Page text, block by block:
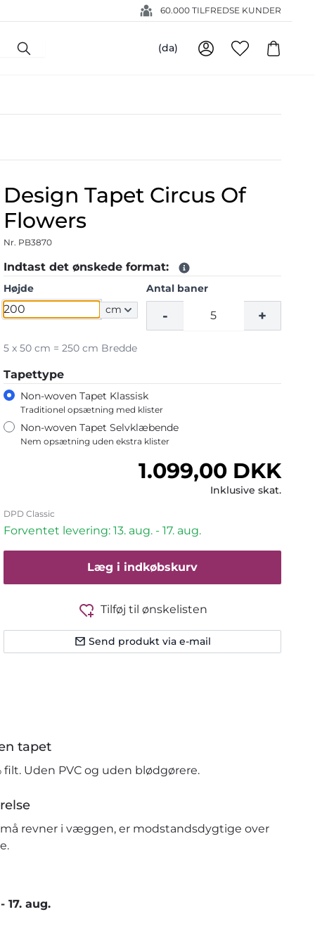
60.000 TILFREDSE KUNDER
(da)
Design Tapet Circus Of
Flowers
Nr. PB3870
Indtast det ønskede format:
Højde
cm
Antal baner
- +
5 x 50 cm = 250 cm Bredde
Tapettype
Non-woven Tapet Klassisk
Traditionel opsætning med klister
Non-woven Tapet Selvklæbende
Nem opsætning uden ekstra klister
Normalpris
1.099,00 DKK
Inklusive skat.
DPD Classic
Forventet levering: 13. aug. - 17. aug.
Læg i indkøbskurv
Tilføj til ønskelisten
Send produkt via e-mail
tapet
filt. Uden PVC og uden blødgørere.
revner i væggen, er modstandsdygtige over
- 17. aug.